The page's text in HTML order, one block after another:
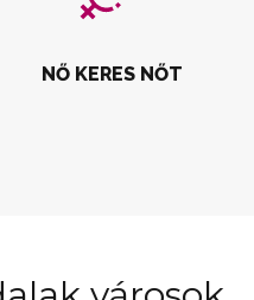
NŐ KERES NŐT